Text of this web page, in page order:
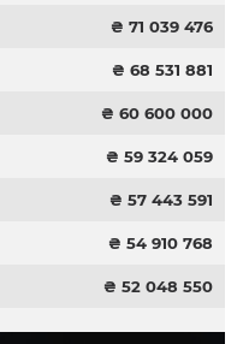
₴ 71 039 476
₴ 68 531 881
₴ 60 600 000
₴ 59 324 059
₴ 57 443 591
₴ 54 910 768
₴ 52 048 550